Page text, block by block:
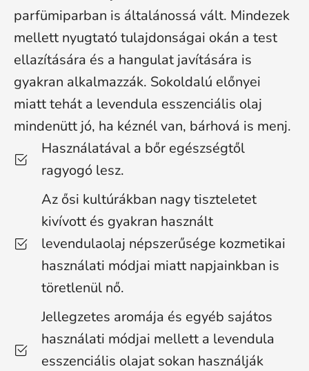
parfümiparban is általánossá vált. Mindezek
mellett nyugtató tulajdonságai okán a test
ellazítására és a hangulat javítására is
gyakran alkalmazzák. Sokoldalú előnyei
miatt tehát a levendula esszenciális olaj
mindenütt jó, ha kéznél van, bárhová is menj.
Használatával a bőr egészségtől
ragyogó lesz.
Az ősi kultúrákban nagy tiszteletet
kivívott és gyakran használt
levendulaolaj népszerűsége kozmetikai
használati módjai miatt napjainkban is
töretlenül nő.
Jellegzetes aromája és egyéb sajátos
használati módjai mellett a levendula
esszenciális olajat sokan használják